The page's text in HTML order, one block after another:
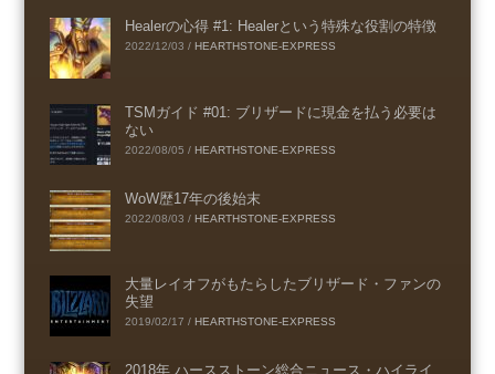
Healerの心得 #1: Healerという特殊な役割の特徴
2022/12/03 / HEARTHSTONE-EXPRESS
TSMガイド #01: ブリザードに現金を払う必要は
ない
2022/08/05 / HEARTHSTONE-EXPRESS
WoW歴17年の後始末
2022/08/03 / HEARTHSTONE-EXPRESS
大量レイオフがもたらしたブリザード・ファンの
失望
2019/02/17 / HEARTHSTONE-EXPRESS
2018年 ハースストーン総合ニュース・ハイライ